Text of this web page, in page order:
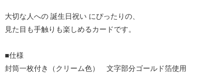
大切な人への 誕生日祝い にぴったりの、
見た目も手触りも楽しめるカードです。
■仕様
封筒一枚付き（クリーム色） 文字部分ゴールド箔使用